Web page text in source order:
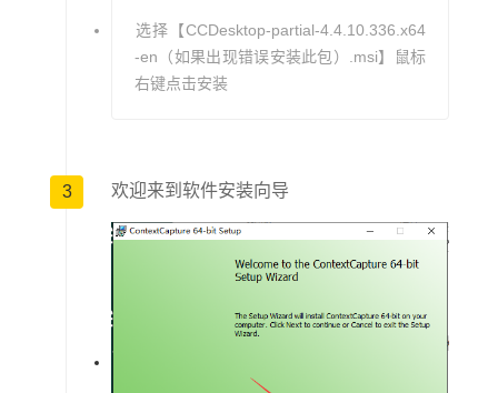
Web发布，可以使用免费插件Web查看器查看。这使得可
以在Web上立即共享和可视化3D模型。
数亿个三角形的真实网格和可伸缩地形模型。以多种格式
导入、修改和导出网格。
4.4.10【附破解补丁+安装教程】完美破解版
免费下载，欢迎大家前来下载安装使用~
选择【CCDesktop-partial-4.4.10.336.x64
-en（如果出现错误安装此包）.msi】鼠标
右键点击安装
3 欢迎来到软件安装向导